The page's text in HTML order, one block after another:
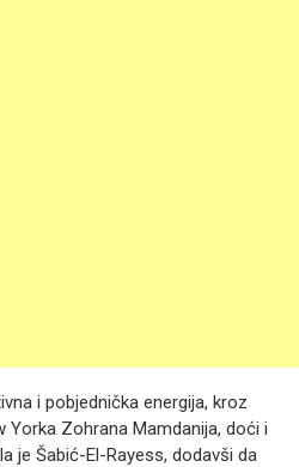
i pobjednička energija, kroz
Yorka Zohrana Mamdanija, doći i
je Šabić-El-Rayess, dodavši da